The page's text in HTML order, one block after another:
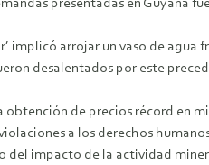
presentadas en Guyana
implicó arrojar un vaso de
desalentados por este
obtención de precios récord en
a los derechos
del impacto de la actividad